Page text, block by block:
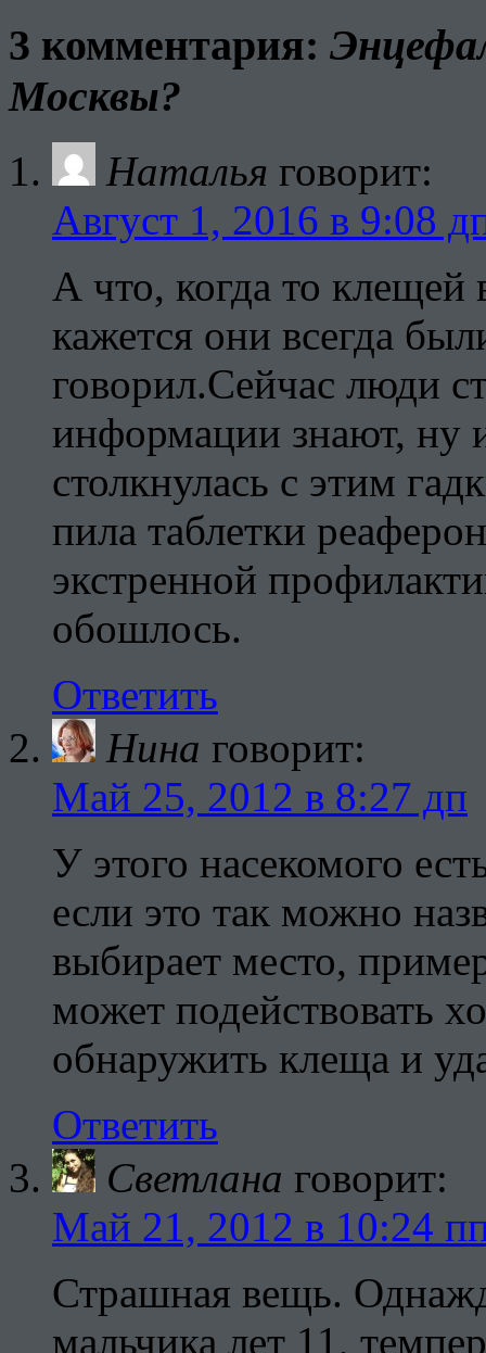
3 комментария:
Москвы?
Наталья говорит:
Август 1, 2016 в 9:08
А что, когда то
кажется они всегда
говорил.Сейчас люди
информации знают, ну
столкнулась с этим
пила таблетки
экстренной
обошлось.
Ответить
Нина говорит:
Май 25, 2012 в 8:27 дп
У этого насекомого
если это так можно
выбирает место,
может подействовать
обнаружить клеща и
Ответить
Светлана говорит:
Май 21, 2012 в 10:24
Страшная вещь.
мальчика лет 11,